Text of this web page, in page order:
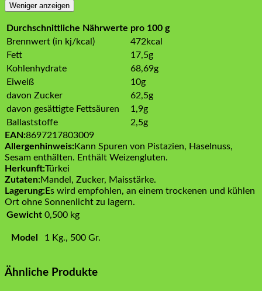
Weniger anzeigen
Durchschnittliche Nährwerte pro 100 g
Brennwert (in kj/kcal)
472kcal
Fett
17,5g
Kohlenhydrate
68,69g
Eiweiß
10g
davon Zucker
62,5g
davon gesättigte Fettsäuren
1,9g
Ballaststoffe
2,5g
EAN:8697217803009
Allergenhinweis:Kann Spuren von Pistazien, Haselnuss,
Sesam enthälten. Enthält Weizengluten.
Herkunft:Türkei
Zutaten:Mandel, Zucker, Maisstärke.
Lagerung:Es wird empfohlen, an einem trockenen und kühlen
Ort ohne Sonnenlicht zu lagern.
Gewicht 0,500 kg
Model 1 Kg., 500 Gr.
Ähnliche Produkte